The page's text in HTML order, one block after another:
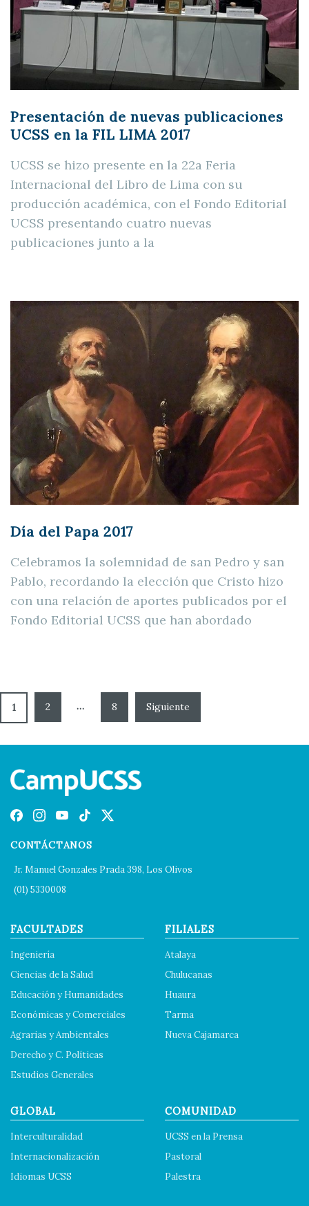
Presentación de nuevas publicaciones
UCSS en la FIL LIMA 2017
UCSS se hizo presente en la 22a Feria
Internacional del Libro de Lima con su
producción académica, con el Fondo Editorial
UCSS presentando cuatro nuevas
publicaciones junto a la
Día del Papa 2017
Celebramos la solemnidad de san Pedro y san
Pablo, recordando la elección que Cristo hizo
con una relación de aportes publicados por el
Fondo Editorial UCSS que han abordado
1 2 … 8
CONTÁCTANOS
Jr. Manuel Gonzales Prada 398, Los Olivos
(01) 5330008
FACULTADES
Ingeniería
Ciencias de la Salud
Educación y Humanidades
Económicas y Comerciales
Agrarias y Ambientales
Derecho y C. Políticas
Estudios Generales
FILIALES
Atalaya
Chulucanas
Huaura
Tarma
Nueva Cajamarca
GLOBAL
Interculturalidad
Internacionalización
Idiomas UCSS
COMUNIDAD
UCSS en la Prensa
Pastoral
Palestra